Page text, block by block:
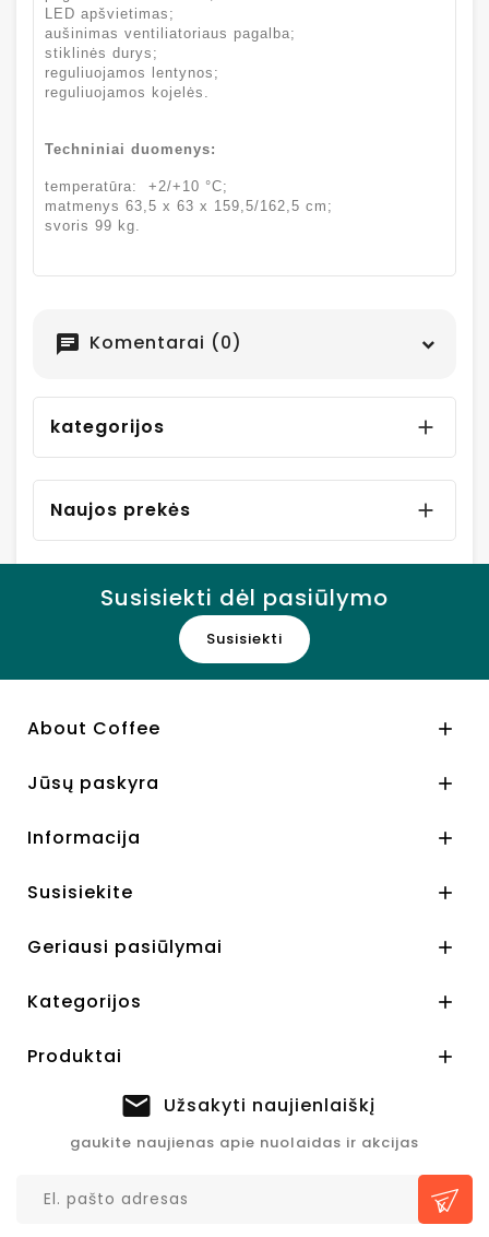
LED apšvietimas;
aušinimas ventiliatoriaus pagalba;
stiklinės durys;
reguliuojamos lentynos;
reguliuojamos kojelės.
Techniniai duomenys:
temperatūra: +2/+10 °C;
matmenys 63,5 x 63 x 159,5/162,5 cm;
svoris 99 kg.
chat Komentarai (0)
kategorijos 
Naujos prekės 
Susisiekti dėl pasiūlymo
Susisiekti
About Coffee 
Jūsų paskyra 
Informacija 
Susisiekite 
Geriausi pasiūlymai 
Kategorijos 
Produktai 
Užsakyti naujienlaiškį
gaukite naujienas apie nuolaidas ir akcijas